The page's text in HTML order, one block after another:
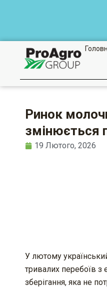
Ринок
змінюється
19 Лютого, 2026
У лютому
тривалих перебоїв з
зберігання, яка не